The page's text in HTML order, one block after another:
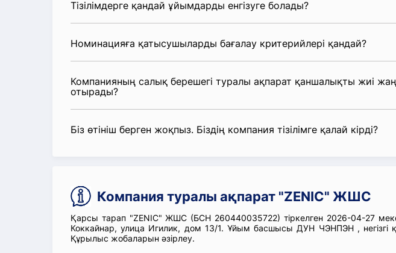
Тізілімдерге қандай ұйымдарды енгізуге болады?
Номинацияға қатысушыларды бағалау критерийлері қандай?
Компанияның салық берешегі туралы ақпарат қаншалықты жиі
отырады?
Біз өтініш берген жоқпыз. Біздің компания тізілімге қалай кірді?
Компания туралы ақпарат "ZENIC" ЖШС
Қарсы тарап "ZENIC" ЖШС (БСН 260440035722) тіркелген 2026-04-27
Коккайнар, улица Игилик, дом 13/1. Ұйым басшысы ДУН ЧЭНПЭН , негізгі
Құрылыс жобаларын әзірлеу.